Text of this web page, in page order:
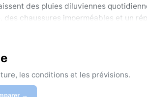
des pluies diluviennes
chaussures imperméables et un
averses peuvent surprendre. Les
mousson. Le brouillard n’est pas rare
dans la vie tropicale, mais il faut
les conditions et les prévisions.
→